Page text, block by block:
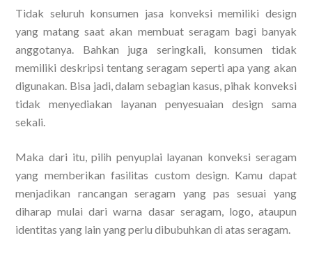
Tidak seluruh konsumen jasa konveksi memiliki design
yang matang saat akan membuat seragam bagi banyak
anggotanya. Bahkan juga seringkali, konsumen tidak
memiliki deskripsi tentang seragam seperti apa yang akan
digunakan. Bisa jadi, dalam sebagian kasus, pihak konveksi
tidak menyediakan layanan penyesuaian design sama
sekali.
Maka dari itu, pilih penyuplai layanan konveksi seragam
yang memberikan fasilitas custom design. Kamu dapat
menjadikan rancangan seragam yang pas sesuai yang
diharap mulai dari warna dasar seragam, logo, ataupun
identitas yang lain yang perlu dibubuhkan di atas seragam.